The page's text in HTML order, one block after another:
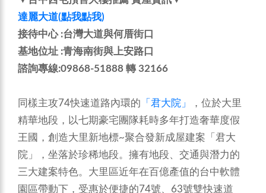
達麗大道(點我點我)
接待中心 :台灣大道與何厝街口
基地位址 :青海南街與上安路口
諮詢專線:09868-51888 轉 32166
同樣主攻74快速道路內環的 「君大院」
，位於大里
精華地段，以七期豪宅團隊耗時多年打造奢華度假
王國，創造大里新地標~聚合發新成屋建案「君大
院」，坐落於珍稀地段。擁有地段、交通與潛力的
三大建案特色。大里區近年在百億產值的台中軟體
園區帶動下，受惠於便捷的74號、63號雙快速道